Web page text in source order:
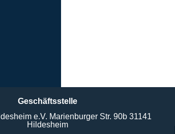
Geschäftsstelle
e.V. Marienburger Str. 90b 31141
Hildesheim